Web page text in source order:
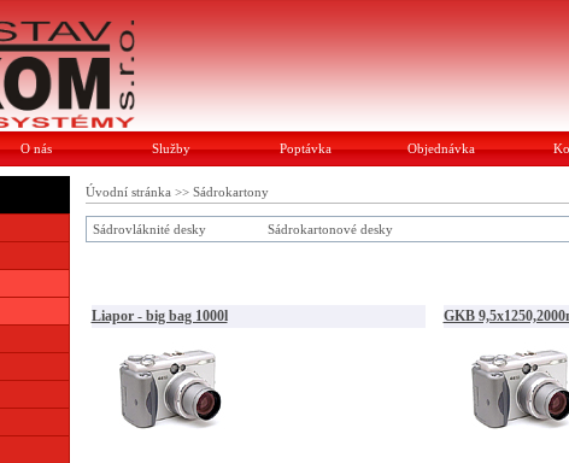
O nás Služby Poptávka Objednávka
Úvodní stránka >> Sádrokartony
Sádrovláknité desky Sádrokartonové desky
Liapor - big bag 1000l GKB